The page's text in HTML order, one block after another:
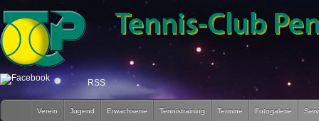
RSS
Verein Jugend Erwachsene Tennistraining Termine Fotogalerie